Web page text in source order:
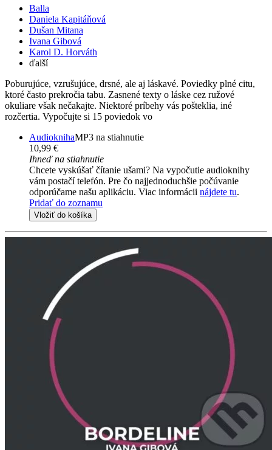
Balla
Daniela Kapitáňová
Dušan Mitana
Ivana Gibová
Karol D. Horváth
ďalší
Poburujúce, vzrušujúce, drsné, ale aj láskavé. Poviedky plné citu,
ktoré často prekročia tabu. Zasnené texty o láske cez ružové
okuliare však nečakajte. Niektoré príbehy vás pošteklia, iné
rozčertia. Vypočujte si 15 poviedok vo
AudioknihaMP3 na stiahnutie
10,99 €
Ihneď na stiahnutie
Chcete vyskúšať čítanie ušami? Na vypočutie audioknihy
vám postačí telefón. Pre čo najjednoduchšie počúvanie
odporúčame našu aplikáciu. Viac informácii nájdete tu.
Pridať do zoznamu
Vložiť do košíka